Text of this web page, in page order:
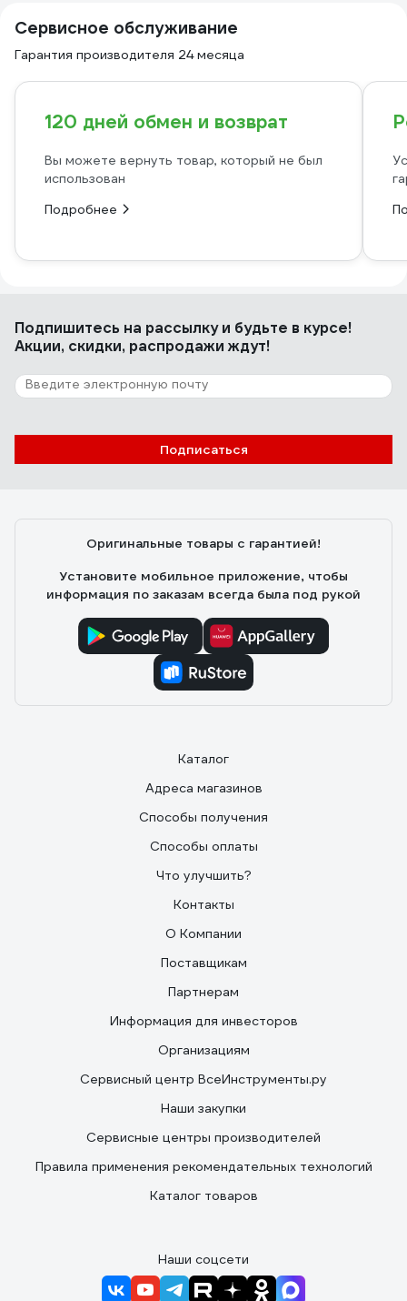
Сервисное обслуживание
Гарантия производителя 24 месяца
120 дней обмен и возврат
Вы можете вернуть товар, который не был
использован
Подробнее
Подпишитесь на рассылкуи будьте в курсе!
Акции, скидки, распродажи ждут!
Подписаться
Оригинальные товары с гарантией!
Установите мобильное приложение, чтобы
информация по заказам всегда была под рукой
Каталог
Адреса магазинов
Способы получения
Способы оплаты
Что улучшить?
Контакты
О Компании
Поставщикам
Партнерам
Информация для инвесторов
Организациям
Сервисный центр ВсеИнструменты.ру
Наши закупки
Сервисные центры производителей
Правила применения рекомендательных технологий
Каталог товаров
Наши соцсети